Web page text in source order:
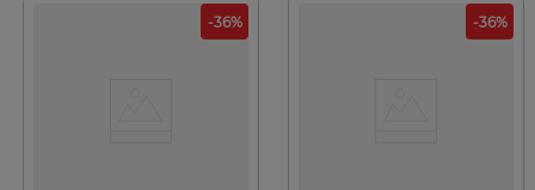
-36% -36%